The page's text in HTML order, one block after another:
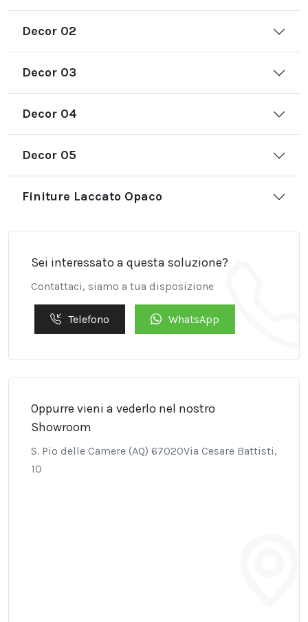
Decor 02
Decor 03
Decor 04
Decor 05
Finiture Laccato Opaco
Sei interessato a questa soluzione?
Contattaci, siamo a tua disposizione
Telefono WhatsApp
Oppurre vieni a vederlo nel nostro
Showroom
S. Pio delle Camere (AQ) 67020Via Cesare Battisti,
10